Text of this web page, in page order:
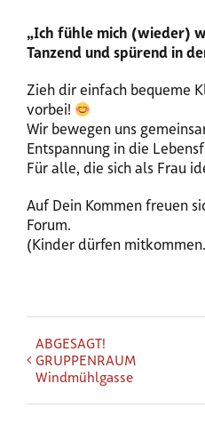
„Ich fühle mich (wieder)
Tanzend und spürend in
Zieh dir einfach bequeme
vorbei!
Wir bewegen uns
Entspannung in die
Für alle, die sich als Frau
Auf Dein Kommen freuen
Forum.
(Kinder dürfen
ABGESAGT!
GRUPPENRAUM
Windmühlgasse